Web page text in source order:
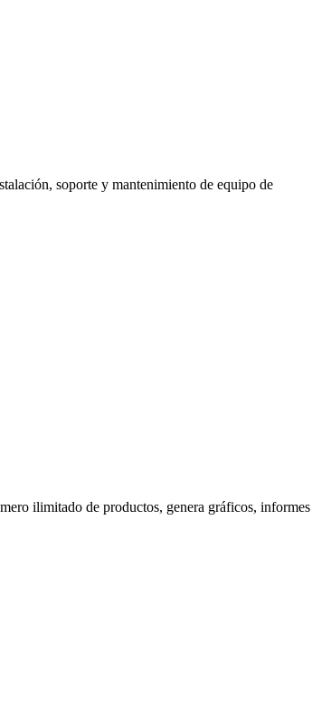
soporte y mantenimiento de equipo de
ilimitado de productos, genera gráficos, informes